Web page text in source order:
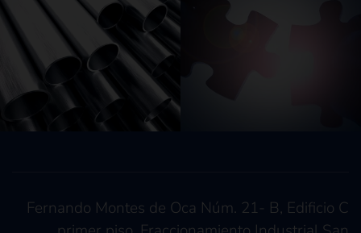
Saber más
Fernando Montes de Oca Núm. 21- B, Edificio C